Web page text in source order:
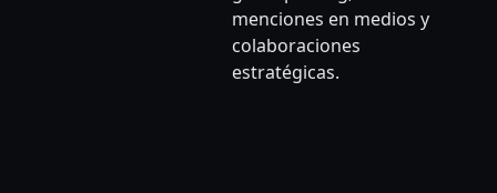
menciones en medios y
colaboraciones
estratégicas.